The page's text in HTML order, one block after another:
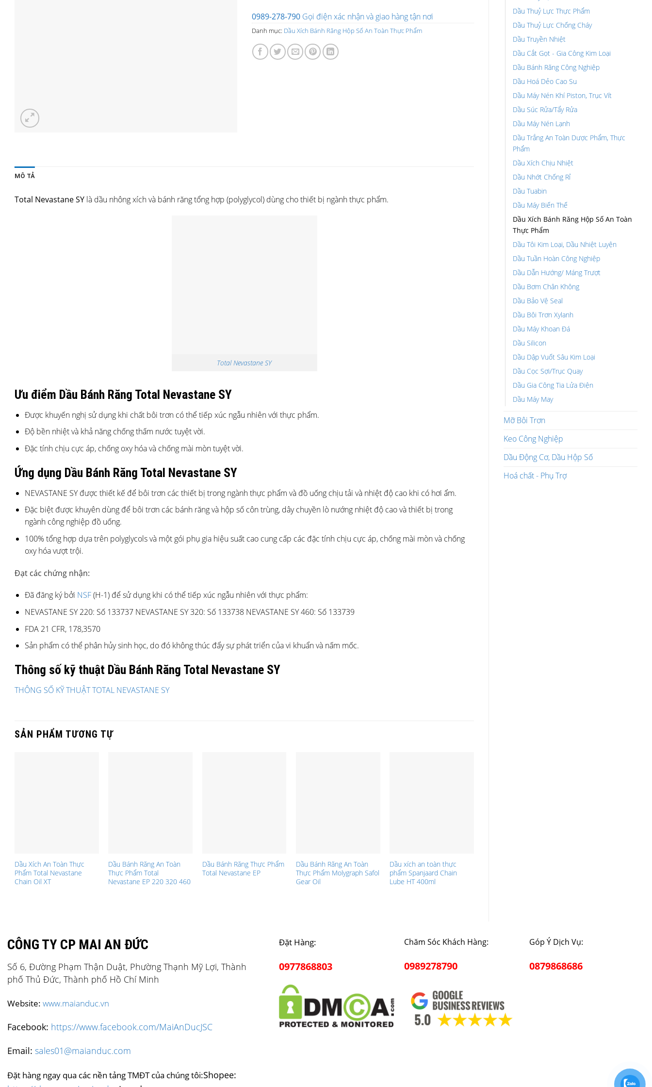
Dầu Thuỷ Lực Thực Phẩm
Dầu Thuỷ Lực Chống Cháy
Dầu Truyền Nhiệt
Dầu Cắt Gọt - Gia Công Kim Loại
Dầu Bánh Răng Công Nghiệp
Dầu Hoá Dẻo Cao Su
Dầu Máy Nén Khí Piston, Trục Vít
Dầu Súc Rửa/Tẩy Rửa
Dầu Máy Nén Lạnh
Dầu Trắng An Toàn Dược Phẩm, Thực
Phẩm
Dầu Xích Chịu Nhiệt
Dầu Nhớt Chống Rỉ
Dầu Tuabin
Dầu Máy Biến Thế
Dầu Xích Bánh Răng Hộp Số An Toàn
Thực Phẩm
Dầu Tôi Kim Loại, Dầu Nhiệt Luyện
Dầu Tuần Hoàn Công Nghiệp
Dầu Dẫn Hướng/ Máng Trượt
Dầu Bơm Chân Không
Dầu Bảo Vệ Seal
Dầu Bôi Trơn Xylanh
Dầu Máy Khoan Đá
Dầu Silicon
Dầu Dập Vuốt Sâu Kim Loại
Dầu Cọc Sợi/Trục Quay
Dầu Gia Công Tia Lửa Điện
Dầu Máy May
Mỡ Bôi Trơn
Keo Công Nghiệp
Dầu Động Cơ, Dầu Hộp Số
Hoá chất - Phụ Trợ
0989-278-790 Gọi điện xác nhận và giao hàng tận nơi
Danh mục: Dầu Xích Bánh Răng Hộp Số An Toàn Thực Phẩm
MÔ TẢ
Total Nevastane SY là dầu nhông xích và bánh răng tổng hợp (polyglycol) dùng cho thiết bị ngành thực phẩm.
Total Nevastane SY
Ưu điểm Dầu Bánh Răng Total Nevastane SY
Được khuyến nghị sử dụng khi chất bôi trơn có thể tiếp xúc ngẫu nhiên với thực phẩm.
Độ bền nhiệt và khả năng chống thấm nước tuyệt vời.
Đặc tính chịu cực áp, chống oxy hóa và chống mài mòn tuyệt vời.
Ứng dụng Dầu Bánh Răng Total Nevastane SY
NEVASTANE SY được thiết kế để bôi trơn các thiết bị trong ngành thực phẩm và đồ uống chịu tải và nhiệt độ cao khi có hơi ẩm.
Đặc biệt được khuyên dùng để bôi trơn các bánh răng và hộp số côn trùng, dây chuyền lò nướng nhiệt độ cao và thiết bị trong
ngành công nghiệp đồ uống.
100% tổng hợp dựa trên polyglycols và một gói phụ gia hiệu suất cao cung cấp các đặc tính chịu cực áp, chống mài mòn và chống
oxy hóa vượt trội.
Đạt các chứng nhận:
Đã đăng ký bởi NSF(H-1) để sử dụng khi có thể tiếp xúc ngẫu nhiên với thực phẩm:
NEVASTANE SY 220: Số 133737 NEVASTANE SY 320: Số 133738 NEVASTANE SY 460: Số 133739
FDA 21 CFR, 178,3570
Sản phẩm có thể phân hủy sinh học, do đó không thúc đẩy sự phát triển của vi khuẩn và nấm mốc.
Thông số kỹ thuật Dầu Bánh Răng Total Nevastane SY
THÔNG SỐ KỸ THUẬT TOTAL NEVASTANE SY
SẢN PHẨM TƯƠNG TỰ
Dầu Xích An Toàn Thực
Phẩm Total Nevastane
Chain Oil XT
Dầu Bánh Răng An Toàn
Thực Phẩm Total
Nevastane EP 220 320 460
Dầu Bánh Răng Thực Phẩm
Total Nevastane EP
Dầu Bánh Răng An Toàn
Thực Phẩm Molygraph Safol
Gear Oil
Dầu xích an toàn thực
phẩm Spanjaard Chain
Lube HT 400ml
CÔNG TY CP MAI AN ĐỨC
Số 6, Đường Phạm Thận Duật, Phường Thạnh Mỹ Lợi, Thành
phố Thủ Đức, Thành phố Hồ Chí Minh
Website: www.maianduc.vn
Facebook: https://www.facebook.com/MaiAnDucJSC
Email: sales01@maianduc.com
Đặt hàng ngay qua các nền tảng TMĐT của chúng tôi:Shopee:
Đặt Hàng:
0977868803
Chăm Sóc Khách Hàng:
0989278790
Góp Ý Dịch Vụ:
0879868686